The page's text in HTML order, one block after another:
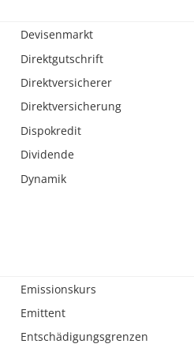
Devisenmarkt
Direktgutschrift
Direktversicherer
Direktversicherung
Dispokredit
Dividende
Dynamik
Emissionskurs
Emittent
Entschädigungsgrenzen